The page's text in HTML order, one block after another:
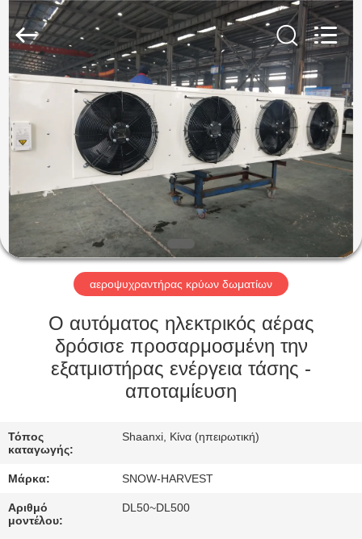
ΣΠΊΤΙ
ΠΡΟΪΌΝΤΑ
ΠΕΡΊΠΟΥ
ΕΜΕΊΣ
ΓΎΡΟΣ
ΕΡΓΟΣΤΑΣΊΩΝ
ΠΟΙΟΤΙΚΌΣ
ΈΛΕΓΧΟΣ
ΕΛΆΤΕ
ΣΕ
ΕΠΑΦΉ
ΜΕ
Xuefeng
Refrigeration
Engineering
Ltd..
Rights
Reserved.
αεροψυχραντήρας κρύων δωματίων
Ο αυτόματος ηλεκτρικός αέρας
δρόσισε προσαρμοσμένη την
εξατμιστήρας ενέργεια τάσης -
αποταμίευση
Τόπος
καταγωγής:
Shaanxi, Κίνα (ηπειρωτική)
Μάρκα: SNOW-HARVEST
Αριθμό
μοντέλου:
DL50~DL500